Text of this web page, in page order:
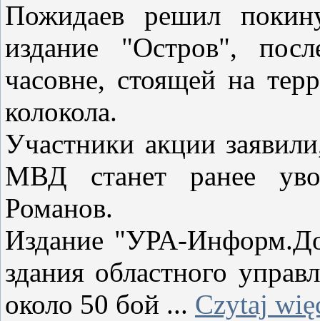
Пожидаев решил
издание "Остров",
часовне, стоящей на
колокола.
Участники акции
МВД станет ранее
Романов.
Издание "УРА-
здания областного
около 50 бой ... Czytaj